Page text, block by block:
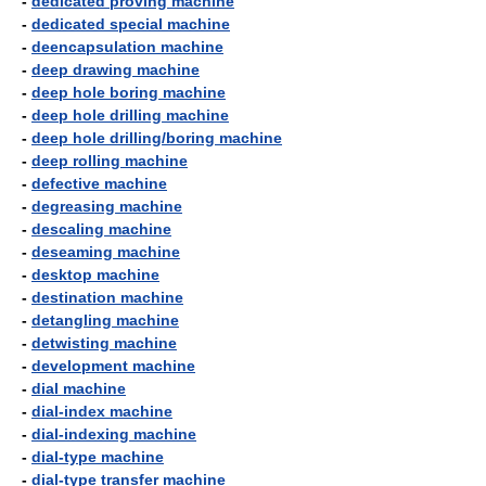
- dedicated special machine
- deencapsulation machine
- deep drawing machine
- deep hole boring machine
- deep hole drilling machine
- deep hole drilling/boring machine
- deep rolling machine
- defective machine
- degreasing machine
- descaling machine
- deseaming machine
- desktop machine
- destination machine
- detangling machine
- detwisting machine
- development machine
- dial machine
- dial-index machine
- dial-indexing machine
- dial-type machine
- dial-type transfer machine